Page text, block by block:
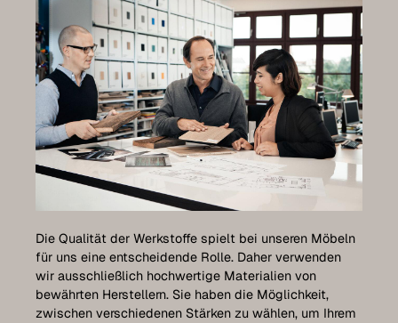
Die Qualität der Werkstoffe spielt bei unseren Möbeln
für uns eine entscheidende Rolle. Daher verwenden
wir ausschließlich hochwertige Materialien von
bewährten Herstellern. Sie haben die Möglichkeit,
zwischen verschiedenen Stärken zu wählen, um Ihrem
Sideboards
Wandschränke
Qualität unserer Möbel
Referenzen
Pflege
Kontakt
Expo-Termin vereinbaren